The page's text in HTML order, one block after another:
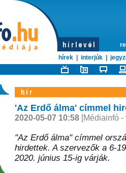
hírek
interjúk
'Az Erdő álma' címmel
2020-05-07 10:58[Médiainfó -
"Az Erdő álma" címmel
hirdettek. A szervezők a 6-
2020. június 15-ig várják.